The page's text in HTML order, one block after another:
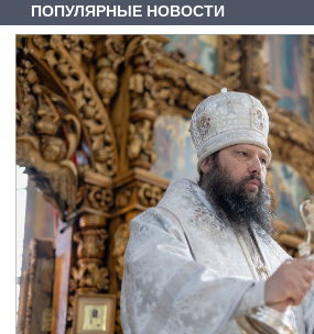
ПОПУЛЯРНЫЕ НОВОСТИ